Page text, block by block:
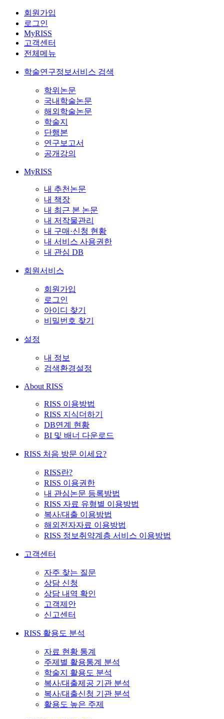
회원가입
로그인
MyRISS
고객센터
전체메뉴
학술연구정보서비스 검색
학위논문
국내학술논문
해외학술논문
학술지
단행본
연구보고서
공개강의
MyRISS
내 추천논문
내 책장
내 최근 본 논문
내 저작물관리
내 구매·신청 현황
내 서비스 사용권한
내 관심 DB
회원서비스
회원가입
로그인
아이디 찾기
비밀번호 찾기
설정
내 정보
검색환경설정
About RISS
RISS 이용방법
RISS 지식더하기
DB연계 현황
BI 및 배너 다운로드
RISS 처음 방문 이세요?
RISS란?
RISS 이용권한
내 관심논문 등록방법
RISS 자료 유형별 이용방법
복사/대출 이용방법
해외전자자료 이용방법
RISS 정보취약계층 서비스 이용방법
고객센터
자주 찾는 질문
상담 신청
상담 내역 확인
고객제안
신고센터
RISS 활용도 분석
자료 현황 통계
주제별 활용통계 분석
학술지 활용도 분석
복사/대출제공 기관 분석
복사/대출신청 기관 분석
활용도 높은 주제